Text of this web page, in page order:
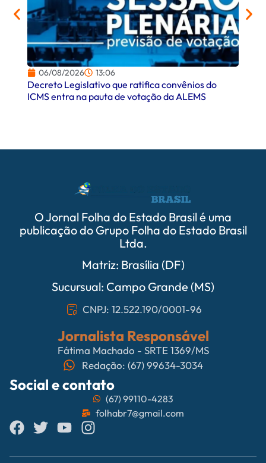
06/08/2026 13:06
Decreto Legislativo que ratifica convênios do
ICMS entra na pauta de votação da ALEMS
O Jornal Folha do Estado Brasil é uma
publicação do Grupo Folha do Estado Brasil
Ltda.
Matriz: Brasília (DF)
Sucursual: Campo Grande (MS)
CNPJ: 12.522.190/0001-96
Jornalista Responsável
Fátima Machado - SRTE 1369/MS
Redação: (67) 99634-3034
Social e contato
(67) 99110-4283
folhabr7@gmail.com